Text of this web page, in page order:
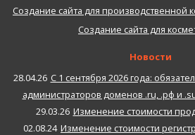
Создание сайта для производственной
Создание сайта для
Новости
28.04.26 С 1 сентября 2026 года:
администраторов доменов .ru, .рф и
29.03.26 Изменение стоимости
02.08.24 Изменение стоимости